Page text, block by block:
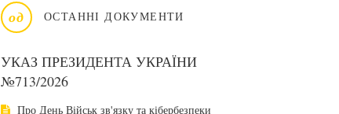
од ОСТАННІ ДОКУМЕНТИ
УКАЗ ПРЕЗИДЕНТА УКРАЇНИ
№713/2026
Про День Військ зв'язку та кібербезпеки